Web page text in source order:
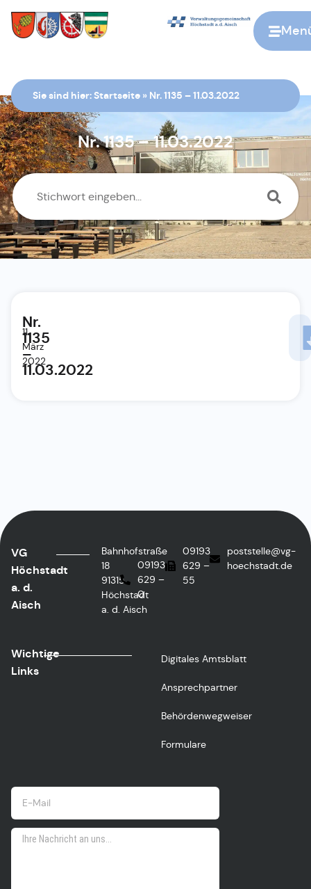
Sie sind hier:Startseite » Nr. 1135 – 11.03.2022
Nr. 1135 – 11.03.2022
11.
März
2022
Nr.
1135
–
11.03.2022
VG
Höchstadt
a. d.
Aisch
Bahnhofstraße
18
91315
Höchstadt
a. d. Aisch
09193
629 –
0
09193
629 –
55
poststelle@vg-
hoechstadt.de
Wichtige
Links
Digitales Amtsblatt
Ansprechpartner
Behördenwegweiser
Formulare